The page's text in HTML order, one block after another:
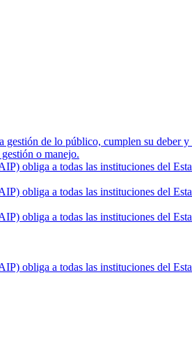
de lo público, cumplen su deber
o manejo.
obliga a todas las instituciones del
obliga a todas las instituciones del
obliga a todas las instituciones del
obliga a todas las instituciones del